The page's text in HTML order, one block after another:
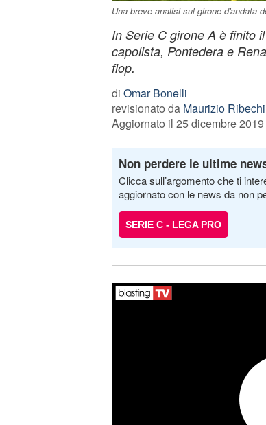
Una breve analisi sul girone d'andata
In Serie C girone A è finito
capolista, Pontedera e
flop.
di Omar Bonelli
revisionato da Maurizio
Aggiornato il 25 dicembre
Non perdere le ultime
Clicca sull’argomento che ti
aggiornato con le news da non
SERIE C - LEGA PRO